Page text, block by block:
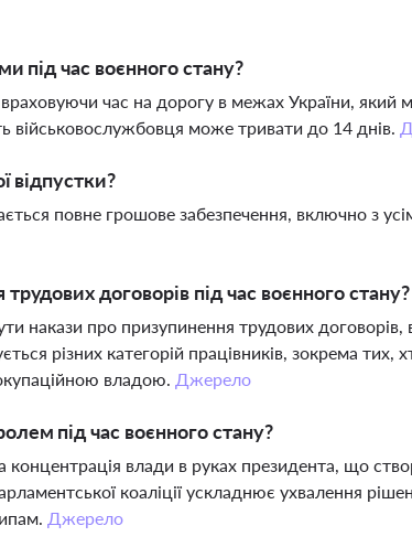
під час воєнного стану?
час на дорогу в межах України, який
військовослужбовця може тривати до 14 днів.
відпустки?
повне грошове забезпечення, включно з
договорів під час воєнного стану?
накази про призупинення трудових договорів,
різних категорій працівників, зокрема тих,
владою. Джерело
під час воєнного стану?
концентрація влади в руках президента, що
коаліції ускладнює ухвалення
Джерело